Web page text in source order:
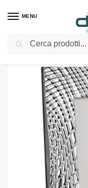
MENU
Home Shop Arredo casa